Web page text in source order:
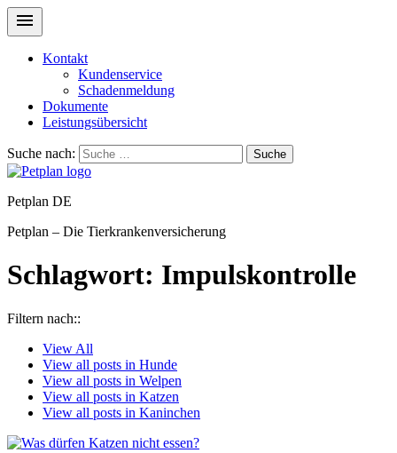
Kontakt
Kundenservice
Schadenmeldung
Dokumente
Leistungsübersicht
Suche nach: Suche
Petplan DE
Petplan – Die Tierkrankenversicherung
Schlagwort: Impulskontrolle
Filtern nach::
View All
View all posts in Hunde
View all posts in Welpen
View all posts in Katzen
View all posts in Kaninchen